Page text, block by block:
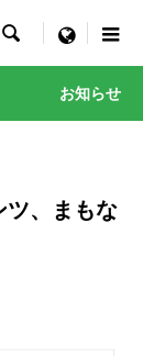
 menu
お知らせ
ツ、まもな